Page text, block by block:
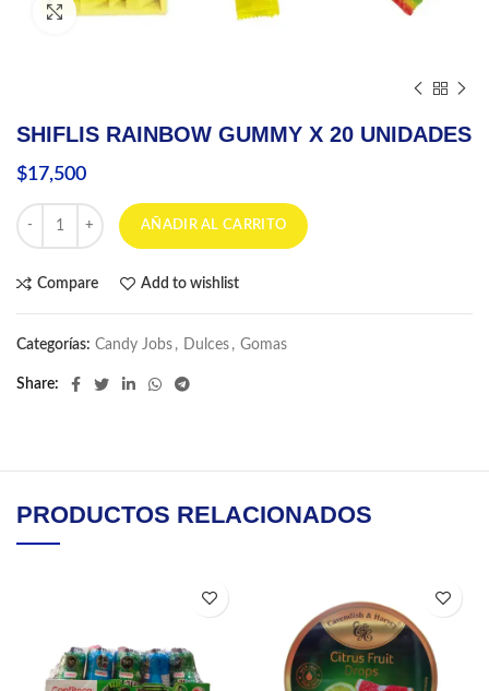
Click to enlarge
SHIFLIS RAINBOW GUMMY X 20 UNIDADES
$17,500
SHIFLIS RAINBOW GUMMY X 20 UNIDADES cantidad
AÑADIR AL CARRITO
Compare Add to wishlist
Categorías: Candy Jobs , Dulces , Gomas
Share
PRODUCTOS RELACIONADOS